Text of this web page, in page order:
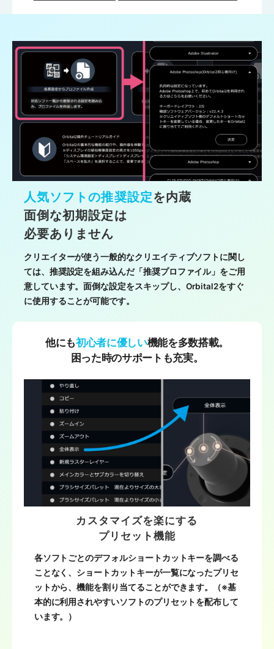
人気ソフトの推奨設定を内蔵
面倒な初期設定は
必要ありません
クリエイターが使う一般的なクリエイティブソフトに関し
ては、推奨設定を組み込んだ「推奨プロファイル」をご用
意しています。面倒な設定をスキップし、Orbital2をすぐ
に使用することが可能です。
他にも初心者に優しい機能を多数搭載。
困った時のサポートも充実。
カスタマイズを楽にする
プリセット機能
各ソフトごとのデフォルショートカットキーを調べる
ことなく、ショートカットキーが一覧になったプリセ
ットから、機能を割り当てることができます。（※基
本的に利用されやすいソフトのプリセットを配布して
います。）